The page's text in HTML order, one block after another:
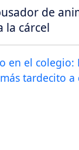
de
la cárcel